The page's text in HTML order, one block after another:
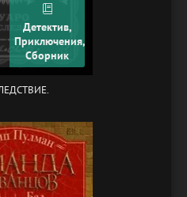
Детектив,
Приключения,
Сборник